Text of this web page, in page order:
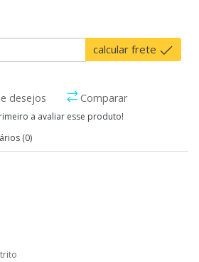
calcular frete
desejos Comparar
a avaliar esse produto!
(0)